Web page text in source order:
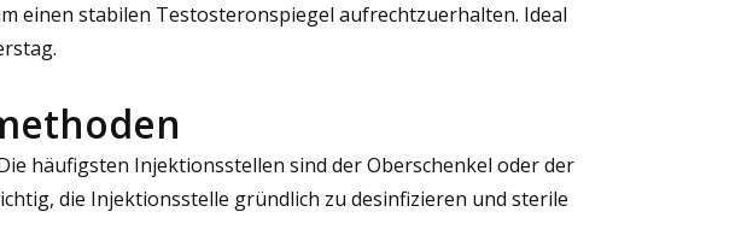
einen stabilen Testosteronspiegel aufrechtzuerhalten. Ideal
häufigsten Injektionsstellen sind der Oberschenkel oder der
die Injektionsstelle gründlich zu desinfizieren und sterile